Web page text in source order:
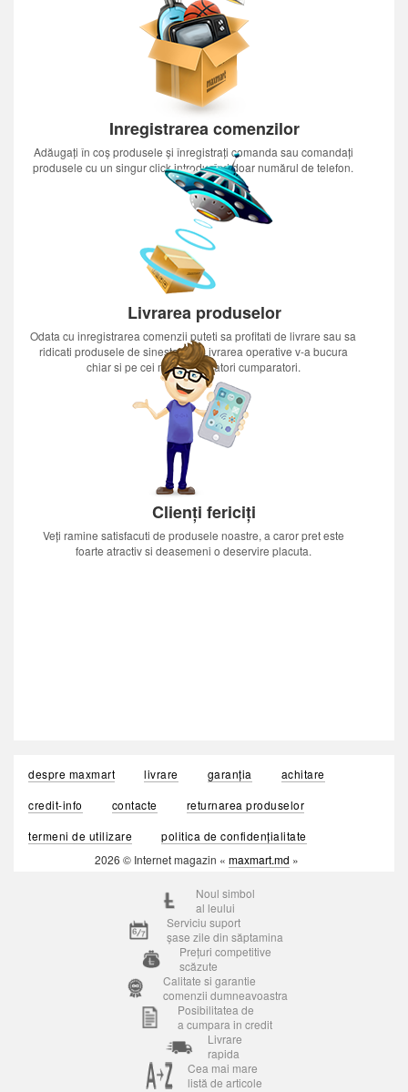
Inregistrarea comenzilor
Adăugați în coș produsele și înregistrați comanda sau comandați
produsele cu un singur click introducînd doar numărul de telefon.
Livrarea produselor
Odata cu inregistrarea comenzii puteti sa profitati de livrare sau sa
ridicati produsele de sinestatator.Livrarea operative v-a bucura
chiar si pe cei mai nerabdatori cumparatori.
Clienți fericiți
Veți ramine satisfacuti de produsele noastre, a caror pret este
foarte atractiv si deasemeni o deservire placuta.
despre maxmart livrare garanția
achitare
credit-info
contacte
returnarea produselor
termeni de utilizare
politica de confidențialitate
2026 © Internet magazin « maxmart.md »
Noul simbol
al leului
Serviciu suport
șase zile din săptamina
Prețuri competitive
scăzute
Calitate si garantie
comenzii dumneavoastra
Posibilitatea de
a cumpara in credit
Livrare
rapida
Cea mai mare
listă de articole